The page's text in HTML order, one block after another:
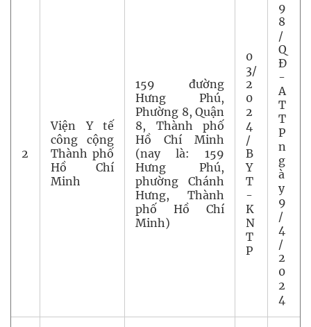
2
Viện Y tế
công cộng
Thành phố
Hồ Chí
Minh
159 đường
Hưng Phú,
Phường 8, Quận
8, Thành phố
Hồ Chí Minh
(nay là: 159
Hưng Phú,
phường Chánh
Hưng, Thành
phố Hồ Chí
Minh)
0
3/
2
0
2
4
/
B
Y
T
-
K
N
T
P
9
8
/
Q
Đ
-
A
T
T
P
n
g
à
y
9
/
4
/
2
0
2
4